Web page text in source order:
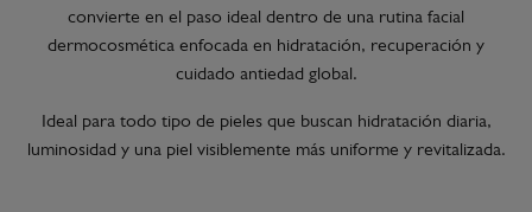
convierte en el paso ideal dentro de una rutina facial
dermocosmética enfocada en hidratación, recuperación y
cuidado antiedad global.
Ideal para todo tipo de pieles que buscan hidratación diaria,
luminosidad y una piel visiblemente más uniforme y revitalizada.